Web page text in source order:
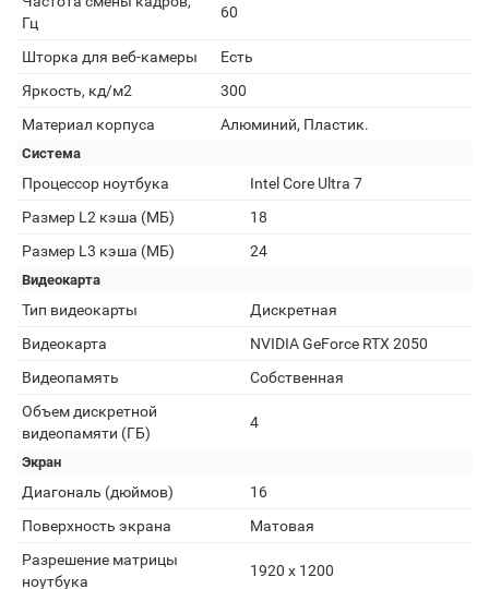
Гц
60
Шторка для веб-камеры
Есть
Яркость, кд/м2
300
Материал корпуса
Алюминий, Пластик.
Система
Процессор ноутбука
Intel Core Ultra 7
Размер L2 кэша (МБ)
18
Размер L3 кэша (МБ)
24
Видеокарта
Тип видеокарты
Дискретная
Видеокарта
NVIDIA GeForce RTX 2050
Видеопамять
Собственная
Объем дискретной
видеопамяти (ГБ)
4
Экран
Диагональ (дюймов)
16
Поверхность экрана
Матовая
Разрешение матрицы
ноутбука
1920 x 1200